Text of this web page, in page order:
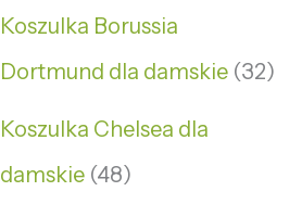
Koszulka Borussia
Dortmund dla damskie 32
Koszulka Chelsea dla
damskie 48